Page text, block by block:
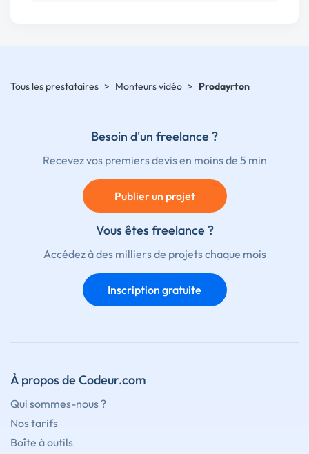
Tous les prestataires > Monteurs vidéo > Prodayrton
Besoin d'un freelance ?
Recevez vos premiers devis en moins de 5 min
Publier un projet
Vous êtes freelance ?
Accédez à des milliers de projets chaque mois
Inscription gratuite
À propos de Codeur.com
Qui sommes-nous ?
Nos tarifs
Boîte à outils